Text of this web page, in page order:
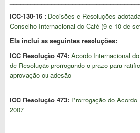
ICC-130-16 : Decisões e Resoluções
Conselho Internacional do Café (9 e 10 de
Ela inclui as seguintes resoluções:
ICC Resolução 474: Acordo Internacional
de Resolução prorrogando o prazo para
aprovação ou adesão
ICC Resolução 473: Prorrogação do
2007